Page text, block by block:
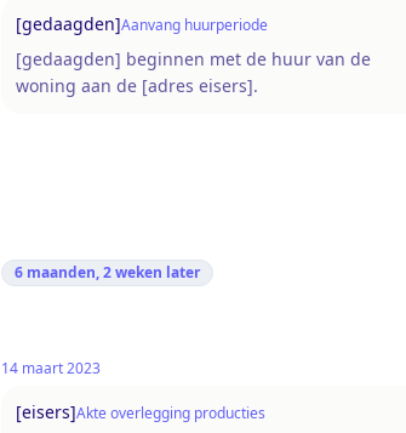
[gedaagden]Aanvang huurperiode
[gedaagden] beginnen met de huur van de
woning aan de [adres eisers].
6 maanden, 2 weken later
14 maart 2023
[eisers]Akte overlegging producties